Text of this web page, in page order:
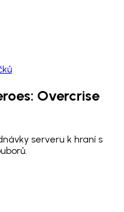
Overcrise
serveru k hraní s